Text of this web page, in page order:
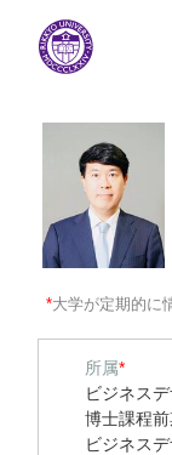
*大学が定期的に
所属*
ビジネス
博士課程
ビジネス